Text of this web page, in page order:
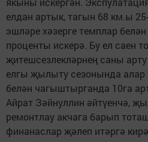
елдан артык, тагын 68 км.ы
эшләре хәзерге темплар
проценты искерә. Бу ел саен
җитешсезлекләрнең саны
елгы җылыту сезонында алар
белән чагыштырганда 10га
Айрат Зәйнуллин әйтүенчә,
ремонтлау акчага барып
финанаслар җәлеп итәргә